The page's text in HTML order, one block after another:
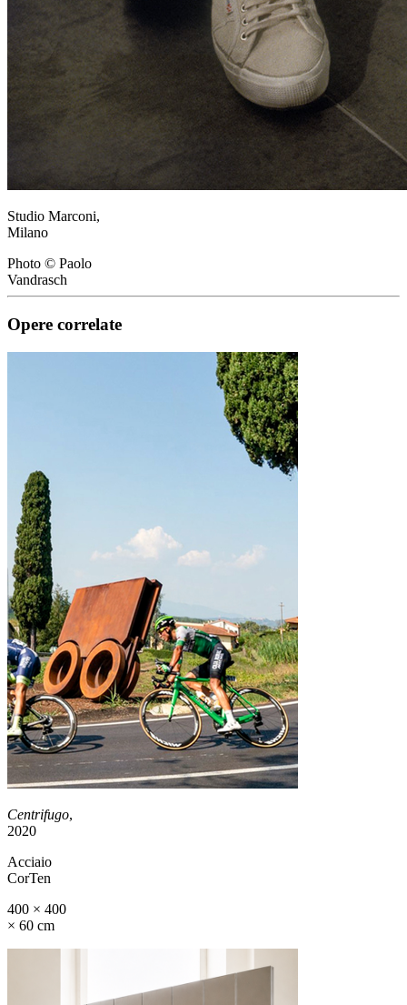
Studio Marconi,
Milano
Photo © Paolo
Vandrasch
Opere correlate
Centrifugo,
2020
Acciaio
CorTen
400 × 400
× 60 cm